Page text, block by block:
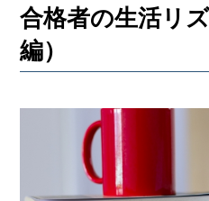
合格者の生活リ
編）